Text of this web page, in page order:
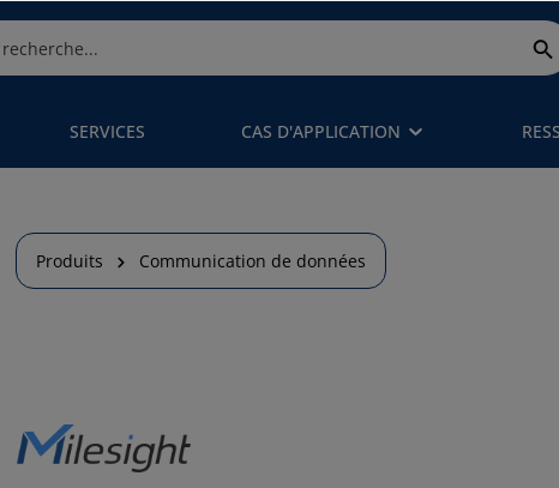
SERVICES CAS D'APPLICATION
Produits Communication de données